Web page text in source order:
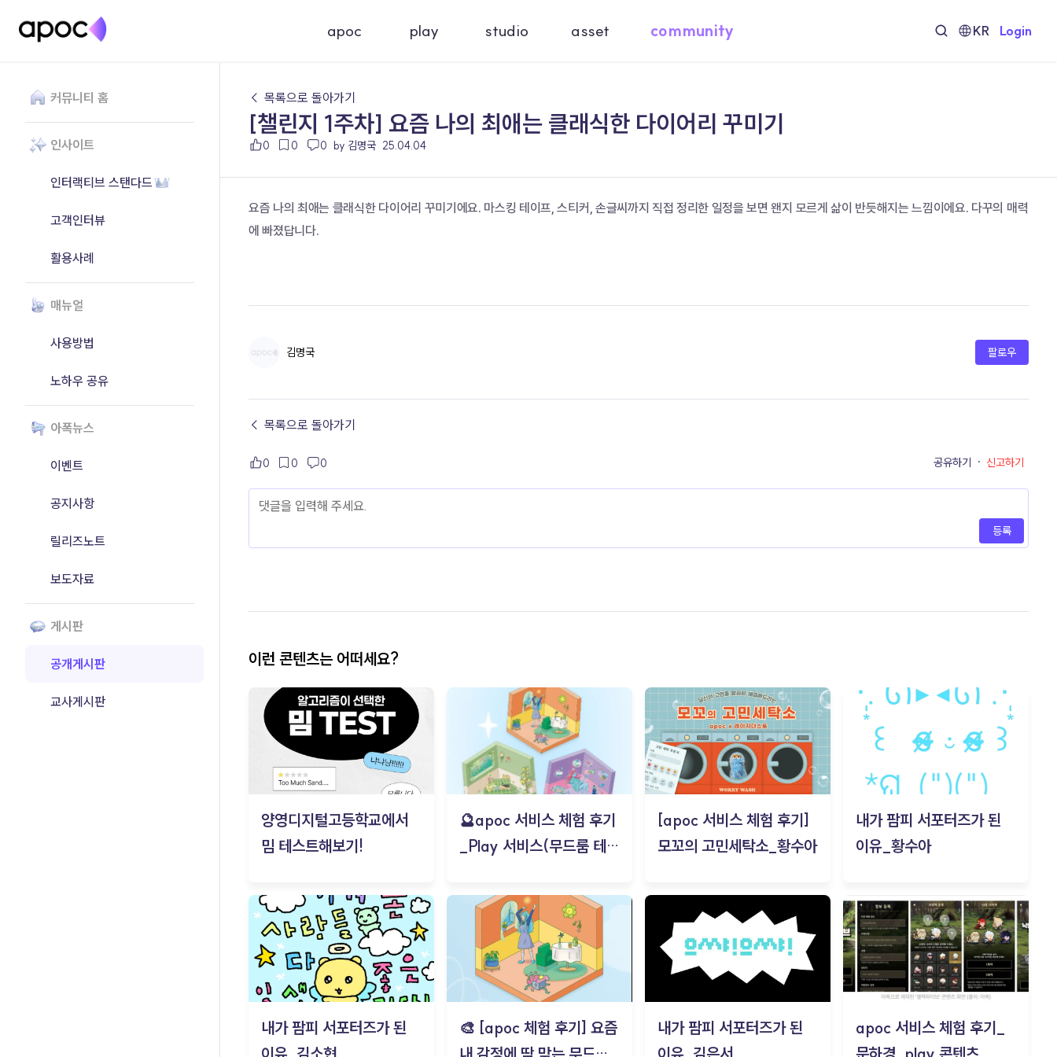
apoc play studio asset community KR Login
커뮤니티 홈
인사이트
인터랙티브 스탠다드
고객인터뷰
활용사례
매뉴얼
사용방법
노하우 공유
아폭뉴스
이벤트
공지사항
릴리즈노트
보도자료
게시판
공개게시판
교사게시판
← 목록으로 돌아가기
[챌린지 1주차] 요즘 나의 최애는 클래식한 다이어리 꾸미기
0 0 0 by 김명국 25.04.04
요즘 나의 최애는 클래식한 다이어리 꾸미기에요. 마스킹 테이프, 스티커, 손글씨까지 직접 정리한 일정을 보면 왠지 모르게 삶이 반듯해지는 느낌이에요. 다꾸의 매력
에 빠졌답니다.
김명국 팔로우
← 목록으로 돌아가기
0 0 0 공유하기 · 신고하기
등록
이런 콘텐츠는 어떠세요?
양영디지털고등학교에서
밈 테스트해보기!
🔮apoc 서비스 체험 후기
_Play 서비스(무드룸 테스
[apoc 서비스 체험 후기]
모꼬의 고민세탁소_황수아
내가 팜피 서포터즈가 된
이유_황수아
내가 팜피 서포터즈가 된
🎨 [apoc 체험 후기] 요즘
내가 팜피 서포터즈가 된
apoc 서비스 체험 후기_